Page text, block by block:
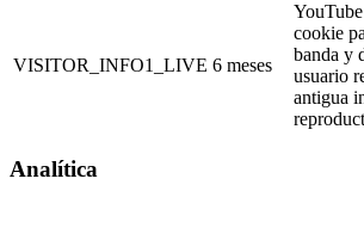
VISITOR_INFO1_LIVE 6 meses
YouTube
cookie
banda y
usuario
antigua
Analítica